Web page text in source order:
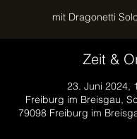
mit Dragonetti
Zeit &
23. Juni 2024,
Freiburg im Breisgau,
79098 Freiburg im